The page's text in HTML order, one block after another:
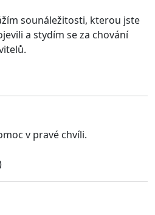
sounáležitosti, kterou jste
a stydím se za chování
v pravé chvíli.